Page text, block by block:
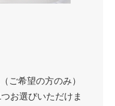
ご希望の方のみ）
お選びいただけま